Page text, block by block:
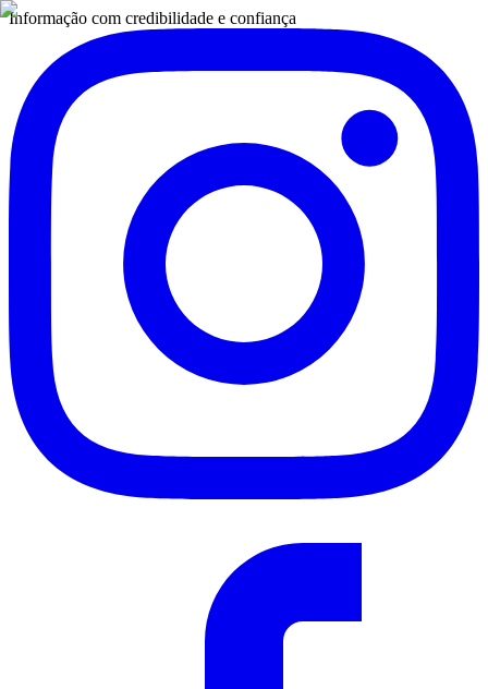
Informação com credibilidade e confiança